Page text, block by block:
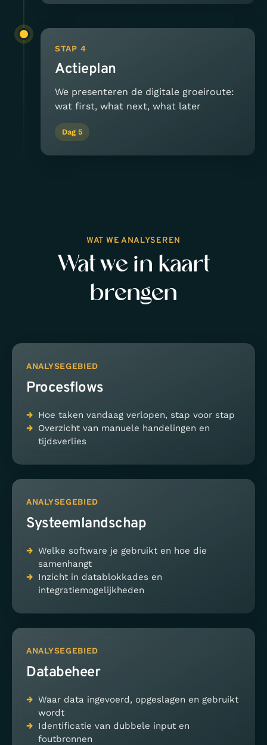
STAP 4
Actieplan
We presenteren de digitale groeiroute:
wat first, what next, what later
Dag 5
WAT WE ANALYSEREN
Wat we in kaart
brengen
ANALYSEGEBIED
Procesflows
Hoe taken vandaag verlopen, stap voor stap
Overzicht van manuele handelingen en
tijdsverlies
ANALYSEGEBIED
Systeemlandschap
Welke software je gebruikt en hoe die
samenhangt
Inzicht in datablokkades en
integratiemogelijkheden
ANALYSEGEBIED
Databeheer
Waar data ingevoerd, opgeslagen en gebruikt
wordt
Identificatie van dubbele input en
foutbronnen